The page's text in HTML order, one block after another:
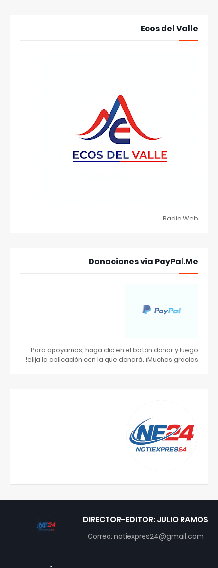
Ecos del Valle
Radio Web
Donaciones via PayPal.Me
Para apoyarnos, haga clic en el botón donar y luego
elija la aplicación con la que donará. ¡Muchas gracias!
DIRECTOR-EDITOR: JULIO RAMOS
Correo: notiexpres24@gmail.com